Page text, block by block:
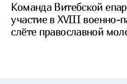
Команда Витебской
участие в XVIII военно-
слёте православной